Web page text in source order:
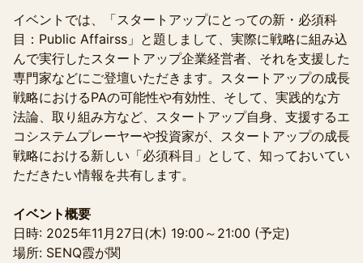
イベントでは、「スタートアップにとっての新・必須科
目：Public Affairss」と題しまして、実際に戦略に組み込
んで実行したスタートアップ企業経営者、それを支援した
専門家などにご登壇いただきます。スタートアップの成長
戦略におけるPAの可能性や有効性、そして、実践的な方
法論、取り組み方など、スタートアップ自身、支援するエ
コシステムプレーヤーや投資家が、スタートアップの成長
戦略における新しい「必須科目」として、知っておいてい
ただきたい情報を共有します。
イベント概要
日時: 2025年11月27日(木) 19:00～21:00 (予定)
場所: SENQ霞が関